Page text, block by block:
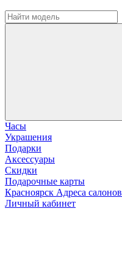
Часы
Украшения
Подарки
Аксессуары
Скидки
Подарочные карты
Красноярск Адреса салонов
Личный кабинет